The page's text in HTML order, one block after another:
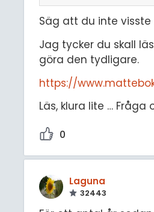
Säg att du inte
Jag tycker du skall
göra den tydligare.
https://
Läs, klura lite … Fråga
0
Laguna
32443